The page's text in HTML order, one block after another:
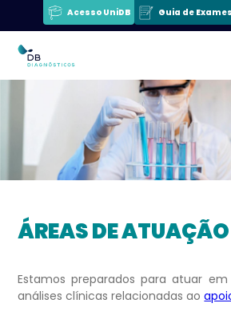
Acesso UniDB Guia de Exames
ÁREAS DE ATUAÇÃO
Estamos preparados para atuar
análises clínicas relacionadas ao